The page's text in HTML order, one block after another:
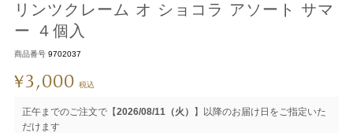
リンツクレーム オ ショコラ アソート サマ
ー ４個入
商品番号 9702037
¥3,000 税込
正午までのご注文で【2026/08/11（火）
】以降のお届け日をご指定いた
だけます